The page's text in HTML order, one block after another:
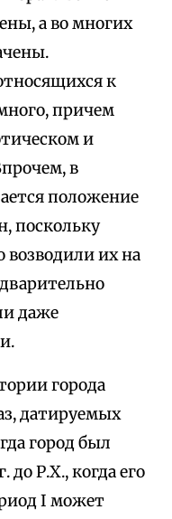
а во многих
к
причем
и
в
положение
поскольку
возводили их на
даже
города
датируемых
город был
до Р.Х., когда его
I может